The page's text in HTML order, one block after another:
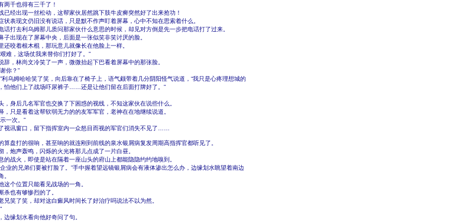
两千也得有三千了！
已经出现一丝松动，这帮家伙居然跳下肢牛皮癣突然好了出来抢功！
状表现文仍旧没有说话，只是默不作声盯着屏幕，心中不知在思索着什么。
话打去利乌姆那儿质问那家伙什么意思的时候，却见对方倒是先一步把电话打了过来。
子出现在了屏幕中央，后面是一张似笑非笑讨厌的脸。
还咬着根木棍，那玩意儿就像长在他脸上一样。
难，这场仗我来替你们打好了。”
辞，林尚文冷笑了一声，微微抬起下巴看着屏幕中的那张脸。
你？”
利乌姆哈哈笑了笑，向后靠在了椅子上，语气颇带着几分阴阳怪气说道，“我只是心疼理想城的
怕他们上了战场吓尿裤子……还是让他们留在后面打牌好了。”
，身后几名军官也交换了下困惑的视线，不知这家伙在说些什么。
，只是看着这帮软弱无力的的友军军官，老神在在地继续说道。
一次。”
视讯窗口，留下指挥室内一众怒目而视的军官们消失不见了……
算盘打的很响，甚至响的就连刚到前线的泉水银屑病复发周期高指挥官都听见了。
，炮声轰鸣，闪烁的火光将那儿点成了一片白昼。
的战火，即使是站在隔着一座山头的府山上都能隐隐约约地嗅到。
业的兄弟们要被打脸了。”手中握着望远镜银屑病会有液体渗出怎么办，边缘划水眺望着南边
。
这个位置只能看见战场的一角。
杀也有够惨烈的了。
兄笑了笑，却对这白癜风时间长了好治疗吗说法不以为然。
边缘划水看向他好奇问了句。